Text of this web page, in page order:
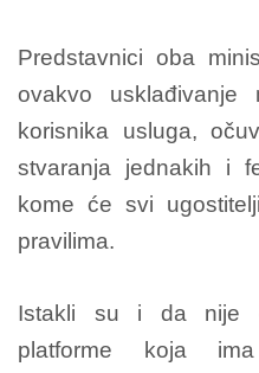
Predstavnici oba
ovakvo usklađivanje
korisnika usluga,
stvaranja jednakih i
kome će svi
pravilima.
Istakli su i da nije
platforme koja